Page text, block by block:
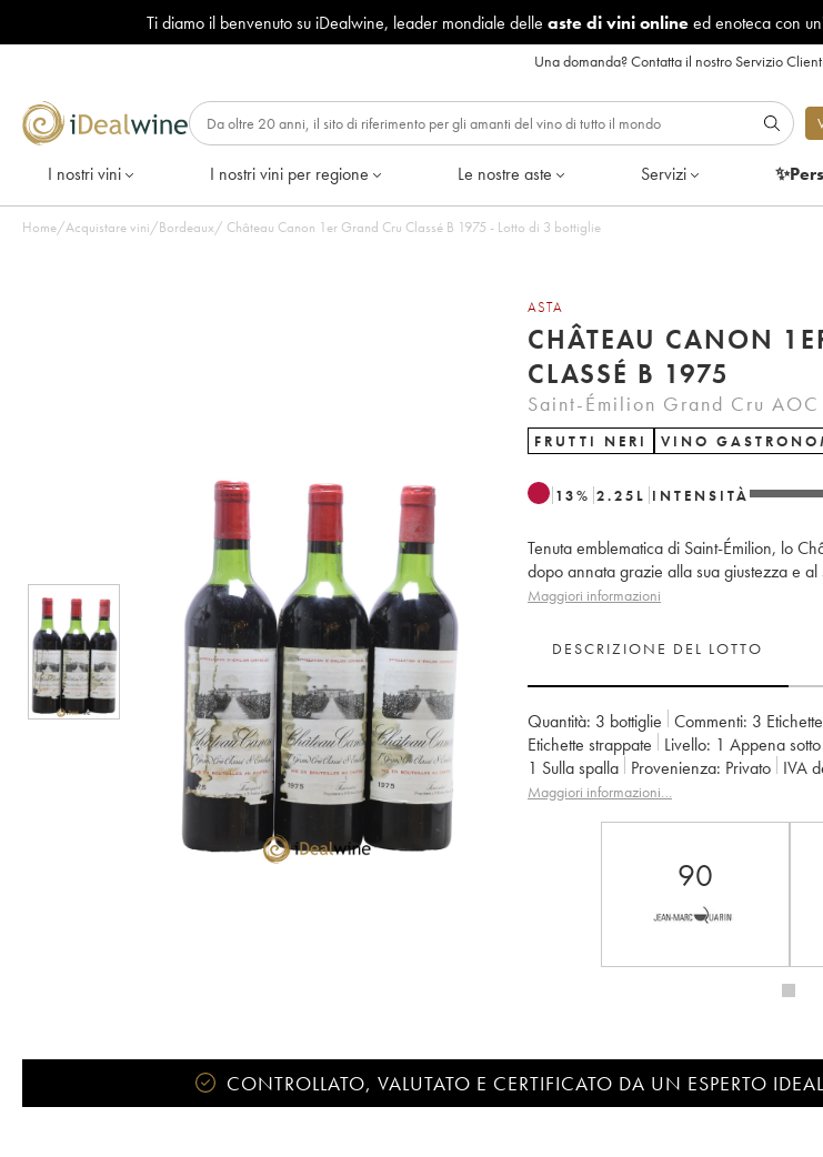
Ti diamo il benvenuto su iDealwine, leader mondiale delle aste di vini onlineed enoteca con
Una domanda?Contatta il nostro Servizio Clienti
I nostri vini I nostri vini per regione Le nostre aste Servizi
Home/Acquistare vini/Bordeaux/ Château Canon 1er Grand Cru Classé B 1975 - Lotto di 3 bottiglie
ASTA
CHÂTEAU CANON
CLASSÉ B 1975
Saint-Émilion Grand Cru AOC
FRUTTI NERI VINO
13% 2.25 L INTENSITÀ
Tenuta emblematica di Saint-Émilion, lo
dopo annata grazie alla sua giustezza e al
Maggiori informazioni
DESCRIZIONE DEL LOTTO
Quantità: 3 bottiglie Commenti: 3
Etichette strappate
Livello: 1 Appena
1 Sulla spalla Provenienza: privato IVA
Regione: Bordeaux
Maggiori informazioni…
90
CONTROLLATO, VALUTATO E CERTIFICATO DA UN ESPERTO